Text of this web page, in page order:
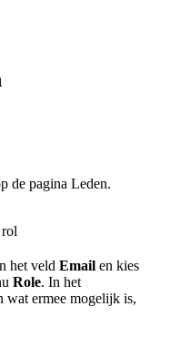
de pagina Leden.
het veld Email en kies
Role. In het
wat ermee mogelijk is,